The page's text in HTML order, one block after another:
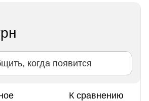
когда появится
К сравнению